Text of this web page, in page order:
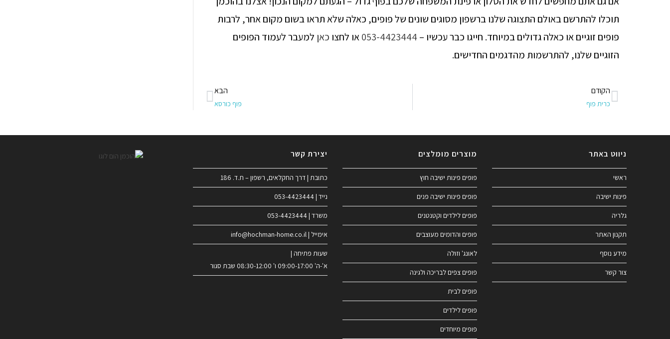
תוכלו להתרשם באולם התצוגה שלנו ברשפון מסוגים שונים של פופים, כאלה שלא תראו בשום מקום אחר, לרבות
פופים זוגיים או כאלה גדולים במיוחד. חייגו כבר עכשיו –053-4423444או לחצו כאן למעבר לעמוד הפופים
הזוגיים שלנו, להתרשמות מהדגמים החדישים.
הקודם
כרית פוף
הבא
פוף כורסא
ניווט באתר
ראשי
פינות ישיבה
גלריה
תקנון האתר
מידע נוסף
צור קשר
מוצרים מומלצים
פופים פינות ישיבה חוץ
פופים פינות ישיבה פנים
פופים לילדים וקטנטנים
פופים והדומים מעוצבים
לאונג' וזולה
פופים צפים לבריכה ולגינה
פופים לבית
פופים לילדים
פופים מיוחדים
יצירת קשר
כתובת | דרך החקלאים, רשפון – ת.ד. 186
נייד | 053-4423444
משרד | 053-4423444
אימייל | info@hochman-home.co.il
שעות פתיחה |
א'-ה' 09:00-17:00 ו' 08:30-12:00 שבת סגור